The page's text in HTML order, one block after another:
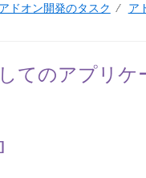
アドオン開発のタスク ア
てのアプリ